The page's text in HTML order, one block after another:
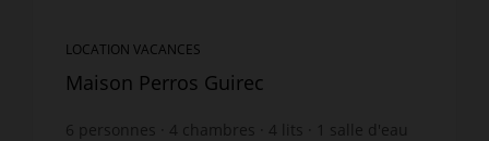
LOCATION VACANCES
Maison Perros Guirec
6 personnes 4 chambres 4 lits
salle d'eau